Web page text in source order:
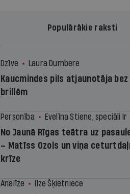
Populārākie raksti
Dzīve Laura Dumbere
Kaucmindes pils atjaunotāja
brillēm
Personība Evelīna Stiene, speciāli Ir
No Jaunā Rīgas teātra uz
– Matīss Ozols un viņa
krīze
Analīze Ilze Šķietniece